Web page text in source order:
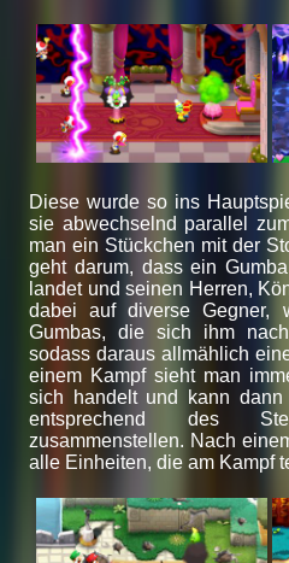
Diese wurde so ins
sie abwechselnd parallel
man ein Stückchen mit der
geht darum, dass ein
landet und seinen Herren,
dabei auf diverse Gegner,
Gumbas, die sich ihm
sodass daraus allmählich
einem Kampf sieht man
sich handelt und kann
entsprechend des Stein-
zusammenstellen. Nach
alle Einheiten, die am Kampf